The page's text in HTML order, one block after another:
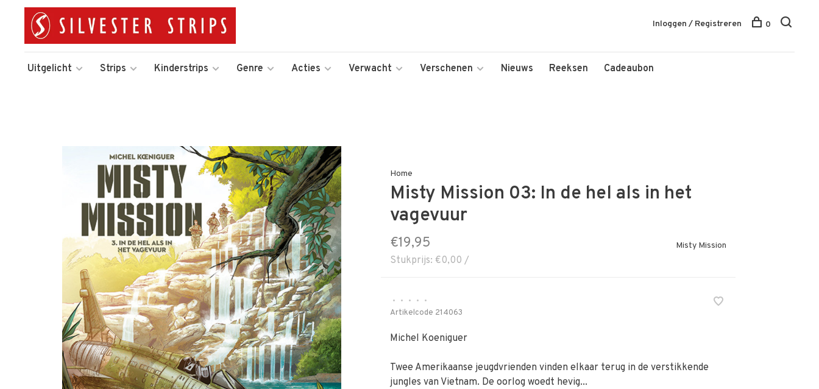
Uitgelicht Strips Kinderstrips Genre Acties Verwacht Verschenen Nieuws Reeksen Cadeaubon
Inloggen / Registreren 0
Home
Misty Mission 03: In de hel als in het
vagevuur
€19,95
Stukprijs: €0,00 /
Misty Mission
• • • •
•
Artikelcode 214063
Michel Koeniguer
Twee Amerikaanse jeugdvrienden vinden elkaar terug in de verstikkende
jungles van Vietnam. De oorlog woedt hevig...